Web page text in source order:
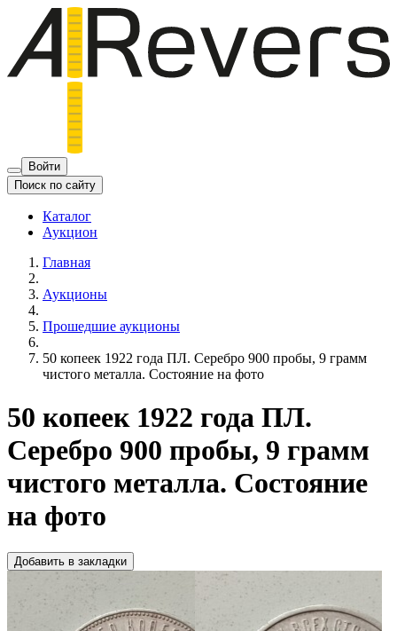
Войти
Поиск по сайту
Каталог
Аукцион
Главная
Аукционы
Прошедшие аукционы
50 копеек 1922 года ПЛ. Серебро 900 пробы, 9 грамм
чистого металла. Состояние на фото
50 копеек 1922 года ПЛ.
Серебро 900 пробы, 9 грамм
чистого металла. Состояние
на фото
Добавить в закладки